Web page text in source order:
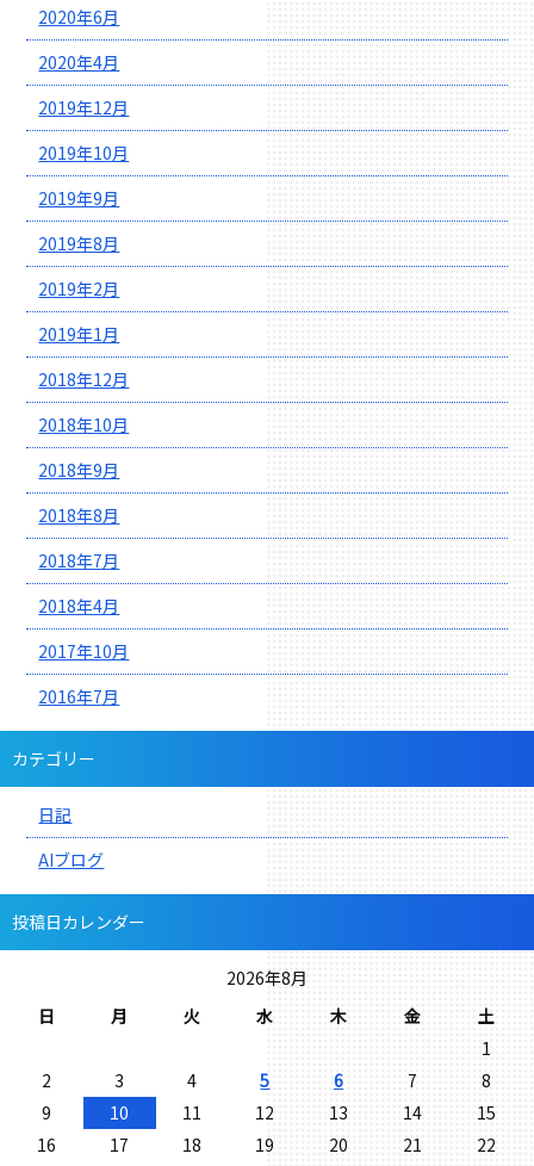
2020年6月
2020年4月
2019年12月
2019年10月
2019年9月
2019年8月
2019年2月
2019年1月
2018年12月
2018年10月
2018年9月
2018年8月
2018年7月
2018年4月
2017年10月
2016年7月
カテゴリー
日記
AIブログ
投稿日カレンダー
2026年8月
日
月 火 水 木 金
土
1
2
3 4 5 6 7
8
9
10 11 12 13 14
15
16
17 18 19 20 21
22